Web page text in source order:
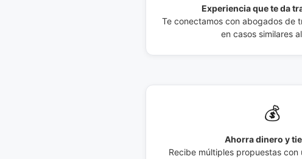
Experiencia que te da
Te conectamos con abogados de
en casos similares
💰
Ahorra dinero y
Recibe múltiples propuestas con